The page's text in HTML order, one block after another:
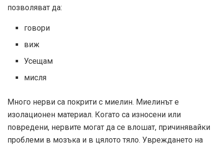
позволяват да:
говори
виж
Усещам
мисля
Много нерви са покрити с миелин. Миелинът е
изолационен материал. Когато са износени или
повредени, нервите могат да се влошат, причинявайки
проблеми в мозъка и в цялото тяло. Увреждането на